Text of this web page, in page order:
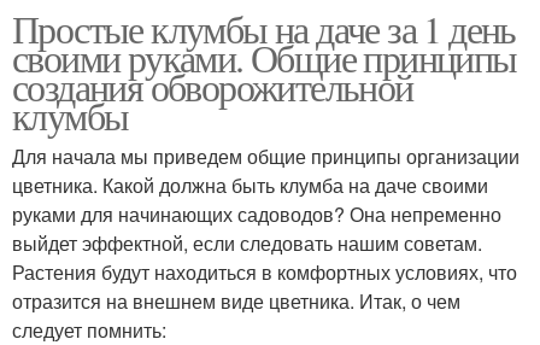
Простые клумбы на даче за 1 день
своими руками. Общие принципы
создания обворожительной
клумбы
Для начала мы приведем общие принципы организации
цветника. Какой должна быть клумба на даче своими
руками для начинающих садоводов? Она непременно
выйдет эффектной, если следовать нашим советам.
Растения будут находиться в комфортных условиях, что
отразится на внешнем виде цветника. Итак, о чем
следует помнить: